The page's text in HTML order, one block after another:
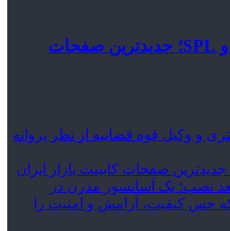
مقایسه مارمونایت و SPL؛ جدیدترین صفحات